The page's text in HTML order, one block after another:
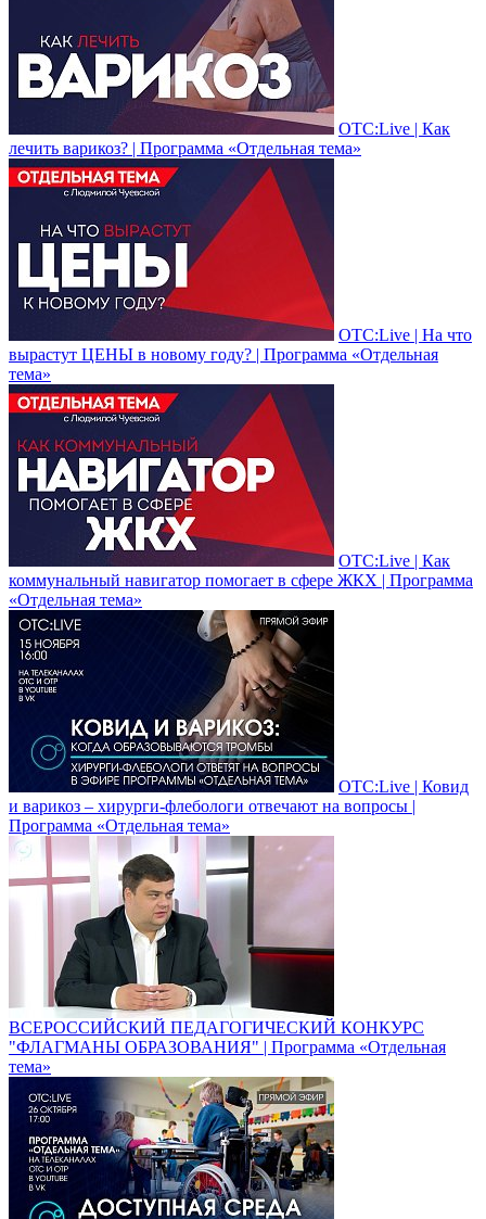
ОТС:Live | Как
лечить варикоз? | Программа «Отдельная тема»
ОТС:Live | На что
вырастут ЦЕНЫ в новому году? | Программа «Отдельная
тема»
ОТС:Live | Как
коммунальный навигатор помогает в сфере ЖКХ | Программа
«Отдельная тема»
ОТС:Live | Ковид
и варикоз – хирурги-флебологи отвечают на вопросы |
Программа «Отдельная тема»
ВСЕРОССИЙСКИЙ ПЕДАГОГИЧЕСКИЙ КОНКУРС
"ФЛАГМАНЫ ОБРАЗОВАНИЯ" | Программа «Отдельная
тема»